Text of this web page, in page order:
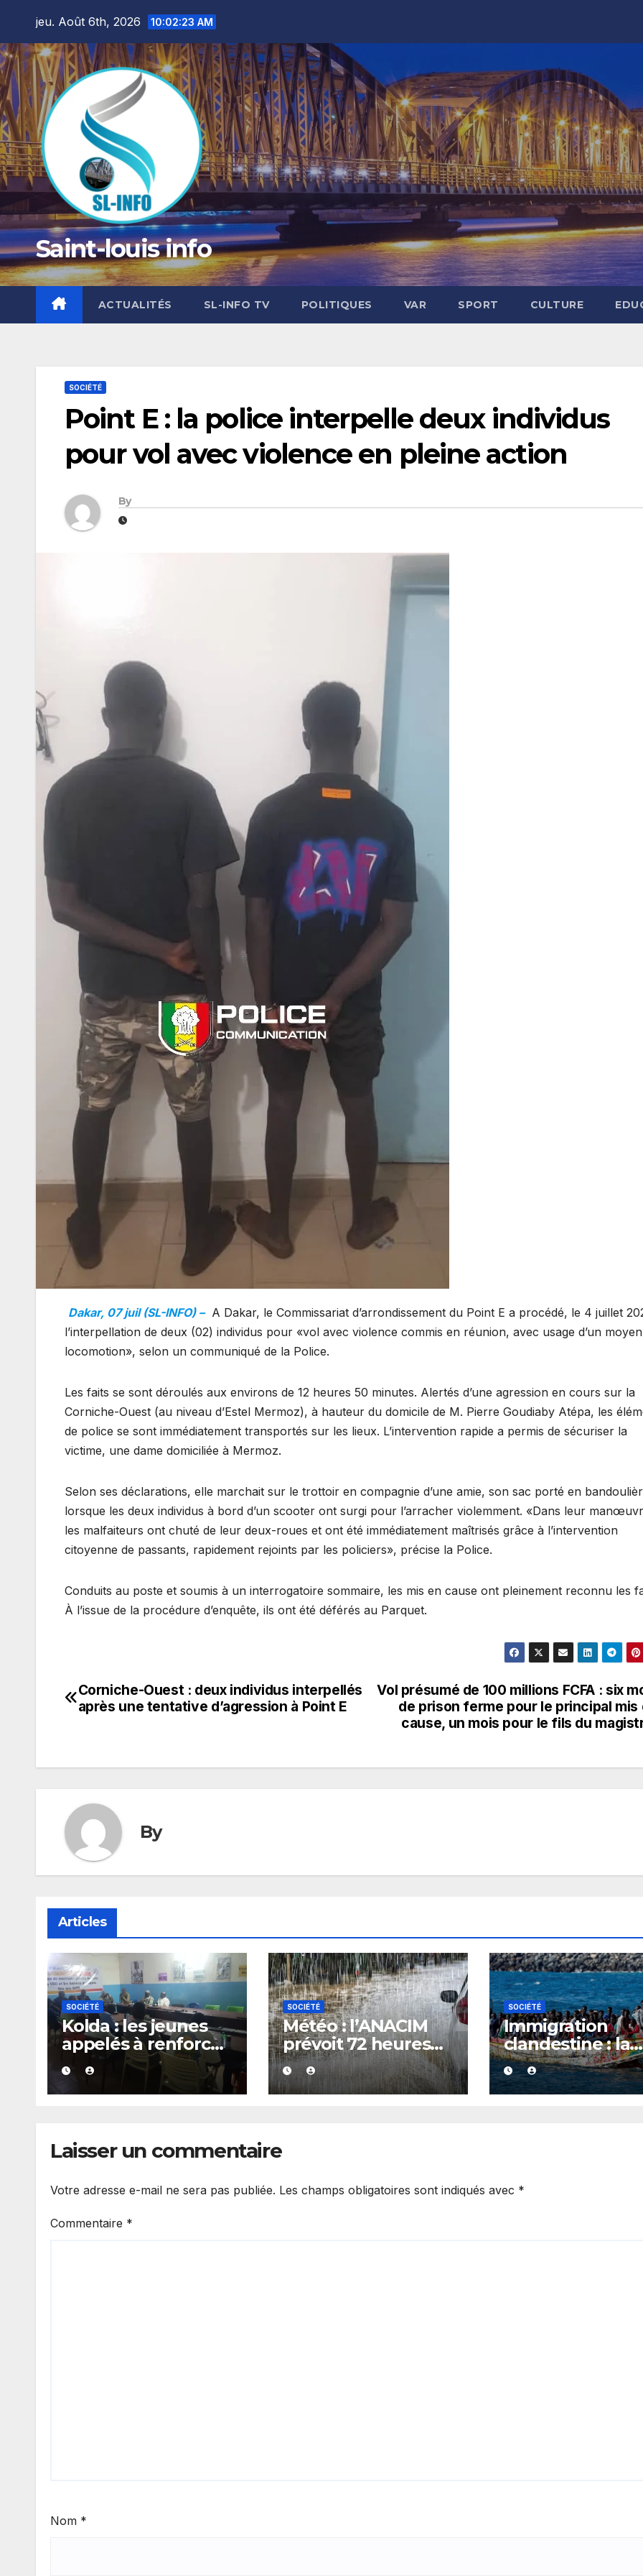
content
jeu. Août 6th, 2026 10:02:25 AM
Saint-louis info
ACTUALITÉS SL-INFO TV POLITIQUES VAR SPORT CULTURE
SOCIÉTÉ
Point E : la police interpelle deux individus
pour vol avec violence en pleine action
By
Dakar, 07 juil (SL-INFO) – A Dakar, le Commissariat d’arrondissement du Point E a procédé, le 4 juillet
l’interpellation de deux (02) individus pour «vol avec violence commis en réunion, avec usage d’un
locomotion», selon un communiqué de la Police.
Les faits se sont déroulés aux environs de 12 heures 50 minutes. Alertés d’une agression en cours sur la
Corniche-Ouest (au niveau d’Estel Mermoz), à hauteur du domicile de M. Pierre Goudiaby Atépa, les
de police se sont immédiatement transportés sur les lieux. L’intervention rapide a permis de sécuriser la
victime, une dame domiciliée à Mermoz.
Selon ses déclarations, elle marchait sur le trottoir en compagnie d’une amie, son sac porté en
lorsque les deux individus à bord d’un scooter ont surgi pour l’arracher violemment. «Dans leur
les malfaiteurs ont chuté de leur deux-roues et ont été immédiatement maîtrisés grâce à l’intervention
citoyenne de passants, rapidement rejoints par les policiers», précise la Police.
Conduits au poste et soumis à un interrogatoire sommaire, les mis en cause ont pleinement reconnu les
À l’issue de la procédure d’enquête, ils ont été déférés au Parquet.
Navigation
Vol présumé de 100 millions FCFA : six
de prison ferme pour le principal mis
cause, un mois pour le fils du
Corniche-Ouest : deux individus interpellés
après une tentative d’agression à Point E
By
Articles
SOCIÉTÉ
Kolda : les jeunes
appelés à renforcer
les actions
communautaires
pendant les
SOCIÉTÉ
Météo : l’ANACIM
prévoit 72 heures
de pluies et
d’orages sur
plusieurs régions
SOCIÉTÉ
Immigration
clandestine : la
Gambie devient
nouveau point
départ de la
Laisser un commentaire
Votre adresse e-mail ne sera pas publiée. Les champs obligatoires sont indiqués avec *
Commentaire *
Nom *